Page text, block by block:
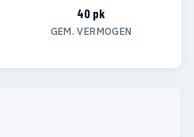
40 pk
GEM. VERMOGEN